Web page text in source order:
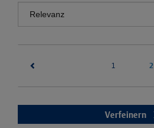
1 2
Verfeinern